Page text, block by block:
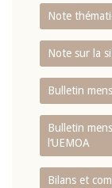
Note
Note sur la
Bulletin
Bulletin
l‘UEMOA
Bilans et